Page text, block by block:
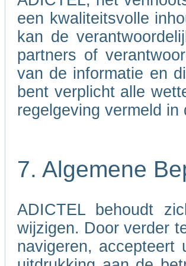
een kwaliteitsvolle
kan de
partners of
van de informatie en
bent verplicht alle
regelgeving vermeld in
7. Algemene
ADICTEL behoudt
wijzigen. Door verder
navigeren,